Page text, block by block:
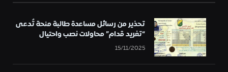
تحذير من رسائل مساعدة طالبة منحة تُدعى
“تغريد قدام” محاولات نصب واحتيال
15/11/2025